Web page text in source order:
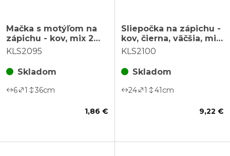
Mačka s motýľom na
zápichu - kov, mix 2
farieb, cena za 1 ks
KLS2095
Skladom
6 1 36cm
1,86 €
Sliepočka na zápichu -
kov, čierna, väčšia, mix
2 druhov, cena za 1 ks
KLS2100
Skladom
24 1 41cm
9,22 €